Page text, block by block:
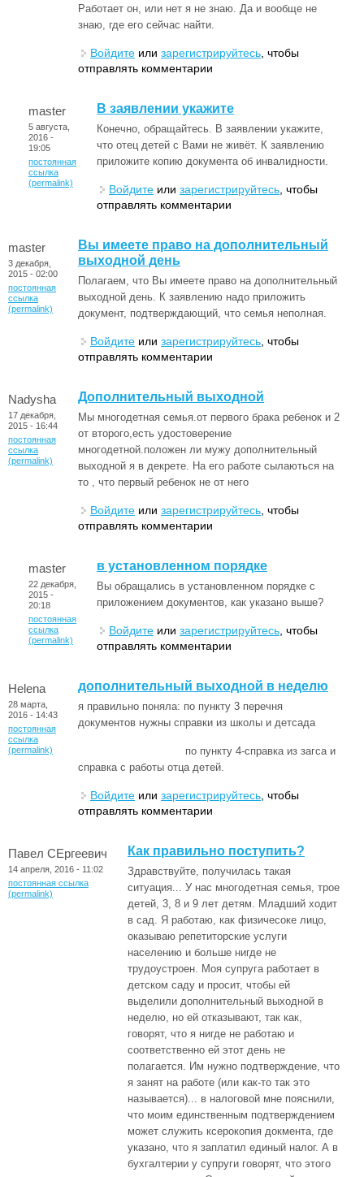
Работает он, или нет я не знаю. Да и вообще не
знаю, где его сейчас найти.
Войдите или зарегистрируйтесь , чтобы
отправлять комментарии
master
5 августа,
2016 -
19:05
постоянная
ссылка
(permalink)
В заявлении укажите
Конечно, обращайтесь. В заявлении укажите,
что отец детей с Вами не живёт. К заявлению
приложите копию документа об инвалидности.
Войдите или зарегистрируйтесь , чтобы
отправлять комментарии
master
3 декабря,
2015 - 02:00
постоянная
ссылка
(permalink)
Вы имеете право на дополнительный
выходной день
Полагаем, что Вы имеете право на дополнительный
выходной день. К заявлению надо приложить
документ, подтверждающий, что семья неполная.
Войдите или зарегистрируйтесь , чтобы
отправлять комментарии
Nadysha
17 декабря,
2015 - 16:44
постоянная
ссылка
(permalink)
Дополнительный выходной
Мы многодетная семья.от первого брака ребенок и 2
от второго,есть удостоверение
многодетной.положен ли мужу дополнительный
выходной я в декрете. На его работе сылаються на
то , что первый ребенок не от него
Войдите или зарегистрируйтесь , чтобы
отправлять комментарии
master
22 декабря,
2015 -
20:18
постоянная
ссылка
(permalink)
в установленном порядке
Вы обращались в установленном порядке с
приложением документов, как указано выше?
Войдите или зарегистрируйтесь , чтобы
отправлять комментарии
Helena
28 марта,
2016 - 14:43
постоянная
ссылка
(permalink)
дополнительный выходной в неделю
я правильно поняла: по пункту 3 перечня
документов нужны справки из школы и детсада
по пункту 4-справка из загса и
справка с работы отца детей.
Войдите или зарегистрируйтесь , чтобы
отправлять комментарии
Павел СЕргеевич
14 апреля, 2016 - 11:02
постоянная ссылка
(permalink)
Как правильно поступить?
Здравствуйте, получилась такая
ситуация... У нас многодетная семья, трое
детей, 3, 8 и 9 лет детям. Младший ходит
в сад. Я работаю, как физичесоке лицо,
оказываю репетиторские услуги
населению и больше нигде не
трудоустроен. Моя супруга работает в
детском саду и просит, чтобы ей
выделили дополнительный выходной в
неделю, но ей отказывают, так как,
говорят, что я нигде не работаю и
соответственно ей этот день не
полагается. Им нужно подтверждение, что
я занят на работе (или как-то так это
называется)... в налоговой мне пояснили,
что моим единственным подтверждением
может служить ксерокопия докмента, где
указано, что я заплатил единый налог. А в
бухгалтерии у супруги говорят, что этого